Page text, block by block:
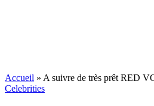
Accueil » A suivre de très prêt RED
Celebrities